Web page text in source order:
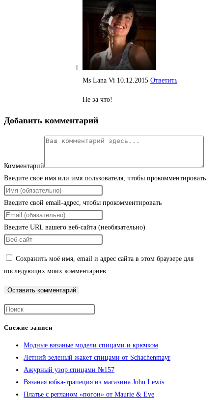
Ms Lana Vi 10.12.2015 Ответить
Не за что!
Добавить комментарий
Комментарий
Введите свое имя или имя пользователя, чтобы прокомментировать
Введите свой email-адрес, чтобы прокомментировать
Введите URL вашего веб-сайта (необязательно)
Сохранить моё имя, email и адрес сайта в этом браузере для
последующих моих комментариев.
Свежие записи
Модные вязаные модели спицами и крючком
Летний зеленый жакет спицами от Schachenmayr
Ажурный узор спицами №157
Вязаная юбка-трапеция из магазина John Lewis
Платье с регланом «погон» от Maurie & Eve